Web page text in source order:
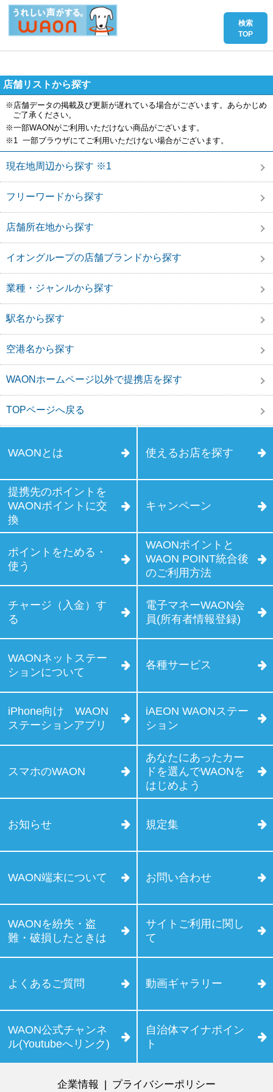
店舗リストから探す
※店舗データの掲載及び更新が遅れている場合がございます。あらかじめ
ご了承ください。
※一部WAONがご利用いただけない商品がございます。
※1 一部ブラウザにてご利用いただけない場合がございます。
現在地周辺から探す ※1
フリーワードから探す
店舗所在地から探す
イオングループの店舗ブランドから探す
業種・ジャンルから探す
駅名から探す
空港名から探す
WAONホームページ以外で提携店を探す
TOPページへ戻る